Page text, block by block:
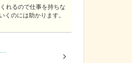
れるので仕事を持ちな
くのには助かります。